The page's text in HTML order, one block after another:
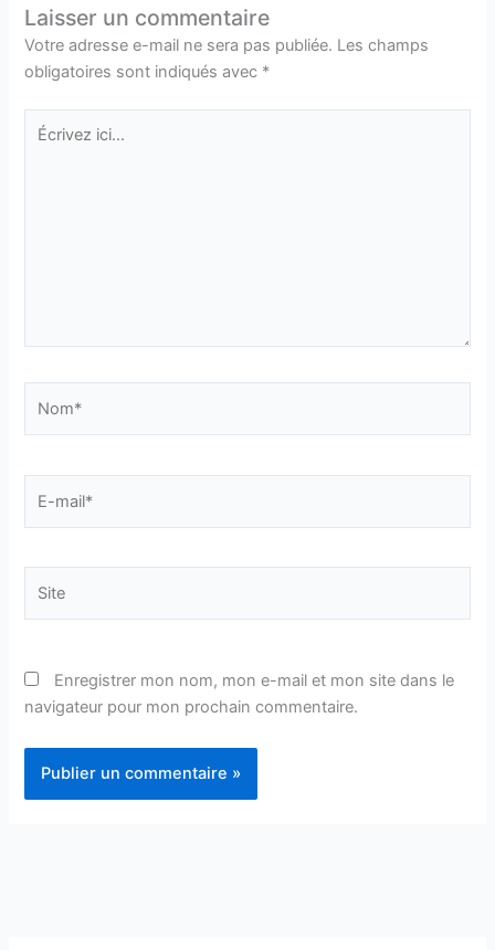
Laisser un commentaire
Votre adresse e-mail ne sera pas publiée. Les champs
obligatoires sont indiqués avec *
Écrivez
mail*
Enregistrer mon nom, mon e-mail et mon site dans le
navigateur pour mon prochain commentaire.